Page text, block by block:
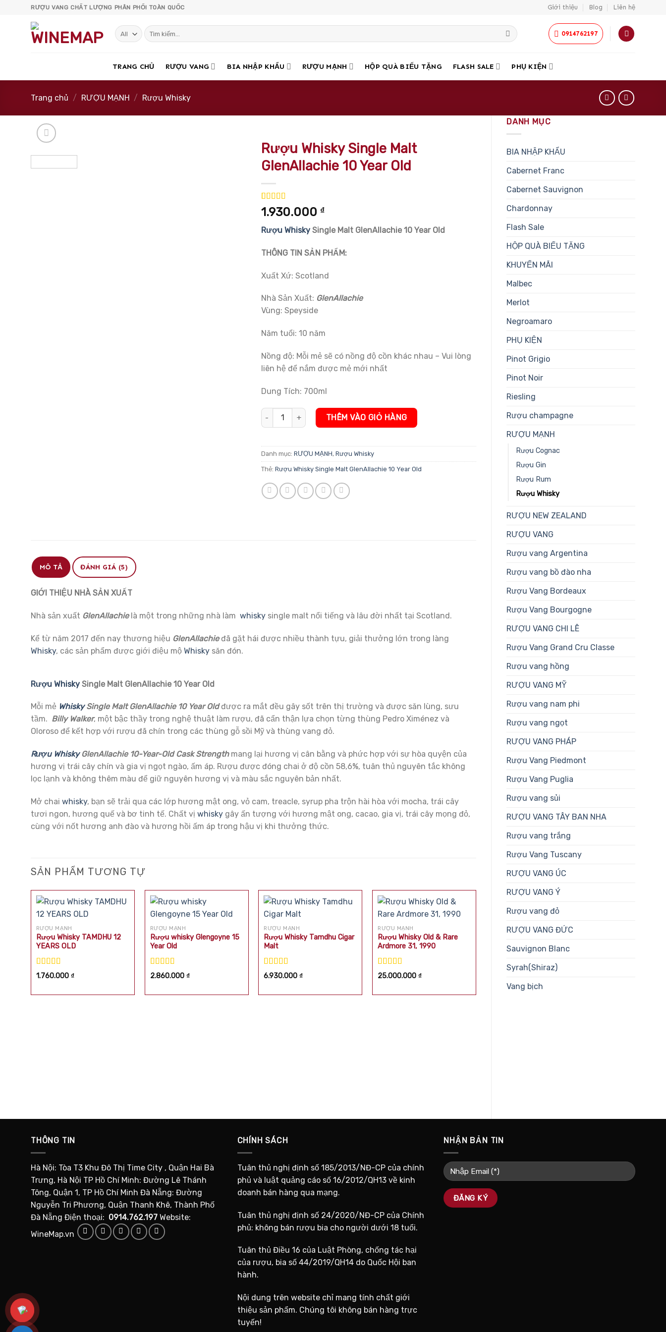
RƯỢU VANG CHẤT LƯỢNG PHÂN PHỐI TOÀN QUỐC Giới thiệu Blog Liên hệ
Tìm
kiếm:
0914762197
TRANG CHỦ RƯỢU VANG BIA NHẬP KHẨU RƯỢU MẠNH HỘP QUÀ BIẾU TẶNG FLASH SALE PHỤ KIỆN
Trang chủ / RƯỢU MẠNH / Rượu Whisky
DANH MỤC
BIA NHẬP KHẨU
Cabernet Franc
Cabernet Sauvignon
Chardonnay
Flash Sale
HỘP QUÀ BIẾU TẶNG
KHUYẾN MÃI
Malbec
Merlot
Negroamaro
PHỤ KIỆN
Pinot Grigio
Pinot Noir
Riesling
Rượu champagne
RƯỢU MẠNH
Rượu Cognac
Rượu Gin
Rượu Rum
Rượu Whisky
RƯỢU NEW ZEALAND
RƯỢU VANG
Rượu vang Argentina
Rượu vang bồ đào nha
Rượu Vang Bordeaux
Rượu Vang Bourgogne
RƯỢU VANG CHI LÊ
Rượu Vang Grand Cru Classe
Rượu vang hồng
RƯỢU VANG MỸ
Rượu vang nam phi
Rượu vang ngọt
RƯỢU VANG PHÁP
Rượu Vang Piedmont
Rượu Vang Puglia
Rượu vang sủi
RƯỢU VANG TÂY BAN NHA
Rượu vang trắng
Rượu Vang Tuscany
RƯỢU VANG ÚC
RƯỢU VANG Ý
Rượu vang đỏ
RƯỢU VANG ĐỨC
Sauvignon Blanc
Syrah(Shiraz)
Vang bịch
Rượu Whisky Single Malt
GlenAllachie 10 Year Old
5.00trên 5
dựa trên
5
1.930.000 ₫
Rượu WhiskySingle Malt GlenAllachie 10 Year Old
THÔNG TIN SẢN PHẨM:
Xuất Xứ: Scotland
Nhà Sản Xuất: GlenAllachie
Vùng: Speyside
Năm tuổi: 10 năm
Nồng độ: Mỗi mẻ sẽ có nồng độ cồn khác nhau – Vui lòng
liên hệ để nắm được mẻ mới nhất
Dung Tích: 700ml
Rượu Whisky Single Malt GlenAllachie 10 Year Old số lượng
THÊM VÀO GIỎ HÀNG
Danh mục: RƯỢU MẠNH, Rượu Whisky
Thẻ: Rượu Whisky Single Malt GlenAllachie 10 Year Old
MÔ TẢ ĐÁNH GIÁ (5)
GIỚI THIỆU NHÀ SẢN XUẤT
Nhà sản xuất GlenAllachielà một trong những nhà làm whisky single malt nổi tiếng và lâu đời nhất tại Scotland.
Kể từ năm 2017 đến nay thương hiệu GlenAllachieđã gặt hái được nhiều thành tựu, giải thưởng lớn trong làng
Whisky, các sản phẩm được giới điệu mộ Whisky săn đón.
Rượu Whisky Single Malt GlenAllachie 10 Year Old
Mỗi mẻ WhiskySingle Malt GlenAllachie 10 Year Oldđược ra mắt đều gây sốt trên thị trường và được săn lùng, sưu
tầm. Billy Walker, một bậc thầy trong nghệ thuật làm rượu, đã cẩn thận lựa chọn từng thùng Pedro Ximénez và
Oloroso để kết hợp với rượu đã chín trong các thùng gỗ sồi Mỹ và thùng vang đỏ.
Rượu WhiskyGlenAllachie 10-Year-Old Cask Strengthmang lại hương vị cân bằng và phức hợp với sự hòa quyện của
hương vị trái cây chín và gia vị ngọt ngào, ấm áp. Rượu được đóng chai ở độ cồn 58,6%, tuân thủ nguyên tắc không
lọc lạnh và không thêm màu để giữ nguyên hương vị và màu sắc nguyên bản nhất.
Mở chai whisky, bạn sẽ trải qua các lớp hương mật ong, vỏ cam, treacle, syrup pha trộn hài hòa với mocha, trái cây
tươi ngon, hương quế và bơ tinh tế. Chất vị whisky gây ấn tượng với hương mật ong, cacao, gia vị, trái cây mọng đỏ,
cùng với nốt hương anh đào và hương hồi ấm áp trong hậu vị khi thưởng thức.
SẢN PHẨM TƯƠNG TỰ
RƯỢU MẠNH
Rượu Whisky TAMDHU 12
YEARS OLD
Được xếp
hạng5.005
1.760.000 ₫
RƯỢU MẠNH
Rượu whisky Glengoyne 15
Year Old
Được xếp
hạng5.005
2.860.000 ₫
RƯỢU MẠNH
Rượu Whisky Tamdhu Cigar
Malt
Được xếp
hạng5.005
6.930.000₫
RƯỢU MẠNH
Rượu Whisky Old & Rare
Ardmore 31, 1990
Được xếp
hạng5.005
25.000.000₫
THÔNG TIN
Hà Nội: Tòa T3 Khu Đô Thị Time City , Quận Hai Bà
Trưng, Hà Nội TP Hồ Chí Minh: Đường Lê Thánh
Tông, Quận 1, TP Hồ Chí Minh Đà Nẵng: Đường
Nguyễn Tri Phương, Quận Thanh Khê, Thành Phố
Đà Nẵng Điện thoại: 0914.762.197 Website:
WineMap.vn
CHÍNH SÁCH
Tuân thủ nghị định số 185/2013/NĐ-CP của chính
phủ và luật quảng cáo số 16/2012/QH13 về kinh
doanh bán hàng qua mạng.
Tuân thủ nghị định số 24/2020/NĐ-CP của Chính
phủ: không bán rượu bia cho người dưới 18 tuổi.
Tuân thủ Điều 16 của Luật Phòng, chống tác hại
của rượu, bia số 44/2019/QH14 do Quốc Hội ban
hành.
Nội dung trên website chỉ mang tính chất giới
thiệu sản phẩm. Chúng tôi không bán hàng trực
tuyến!
NHẬN BẢN TIN